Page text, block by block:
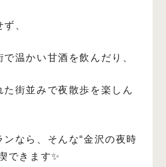
、
温かい甘酒を飲んだり、
た街並みで夜散歩を楽しん
なら、そんな“金沢の夜時
できます✨